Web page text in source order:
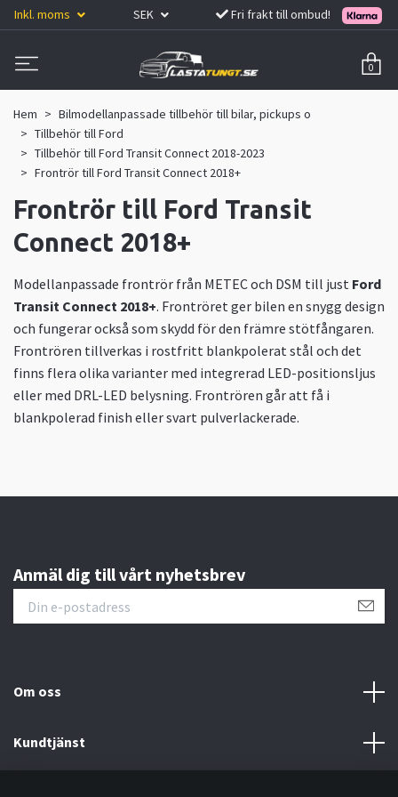
Inkl. moms SEK Fri frakt till ombud!
0
Hem
Bilmodellanpassade tillbehör till bilar, pickups o
Tillbehör till Ford
Tillbehör till Ford Transit Connect 2018-2023
Frontrör till Ford Transit Connect 2018+
Frontrör till Ford Transit
Connect 2018+
Modellanpassade frontrör från METEC och DSM till just Ford
Transit Connect 2018+. Frontröret ger bilen en snygg design
och fungerar också som skydd för den främre stötfångaren.
Frontrören tillverkas i rostfritt blankpolerat stål och det
finns flera olika varianter med integrerad LED-positionsljus
eller med DRL-LED belysning. Frontrören går att få i
blankpolerad finish eller svart pulverlackerade.
Anmäl dig till vårt nyhetsbrev
Om oss
Kundtjänst